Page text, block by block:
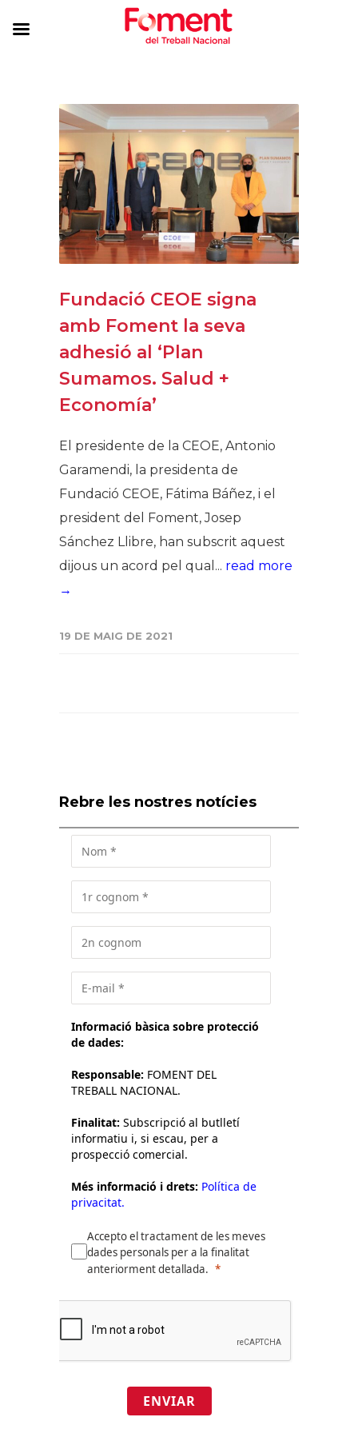
Fundació CEOE signa
amb Foment la seva
adhesió al ‘Plan
Sumamos. Salud +
Economía’
El presidente de la CEOE, Antonio
Garamendi, la presidenta de
Fundació CEOE, Fátima Báñez, i el
president del Foment, Josep
Sánchez Llibre, han subscrit aquest
dijous un acord pel qual... read more
→
19 DE MAIG DE 2021
Rebre les nostres notícies
Informació bàsica sobre protecció
de dades:
Responsable: FOMENT DEL
TREBALL NACIONAL.
Finalitat: Subscripció al butlletí
informatiu i, si escau, per a
prospecció comercial.
Més informació i drets: Política de
privacitat.
Accepto el tractament de les meves
dades personals per a la finalitat
anteriorment detallada.
ENVIAR